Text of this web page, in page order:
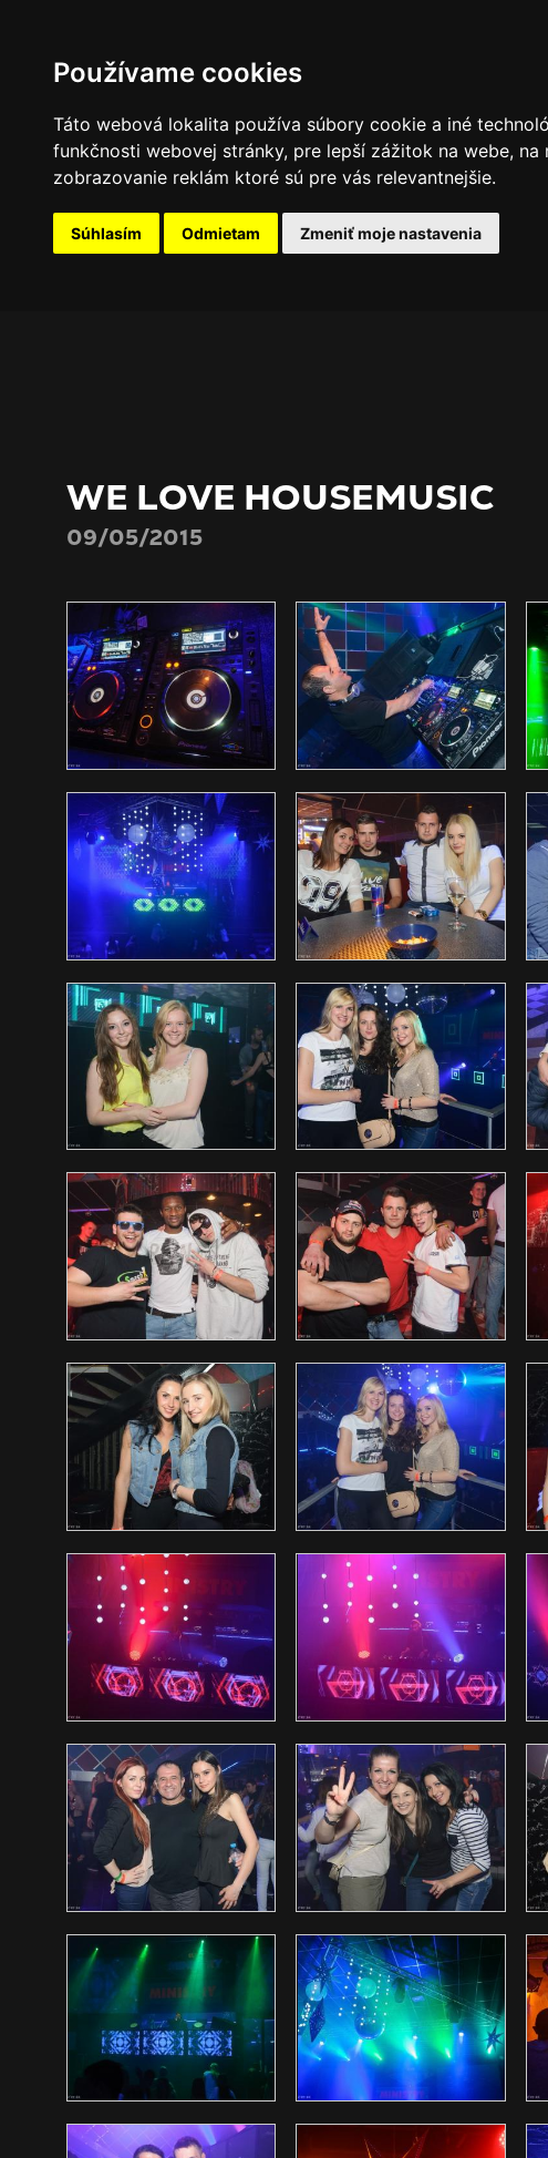
Používame cookies
Táto webová lokalita používa súbory cookie a iné
funkčnosti webovej stránky, pre lepší zážitok na webe, na
zobrazovanie reklám ktoré sú pre vás relevantnejšie.
Súhlasím Odmietam Zmeniť moje nastavenia
WE LOVE HOUSEMUSIC
09/05/2015